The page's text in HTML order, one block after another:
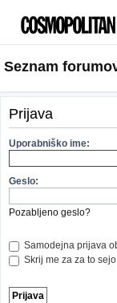
Seznam
Prijava
Uporabniško ime:
Geslo:
Pozabljeno geslo?
Samodejna prijava
Skrij me za za to sejo